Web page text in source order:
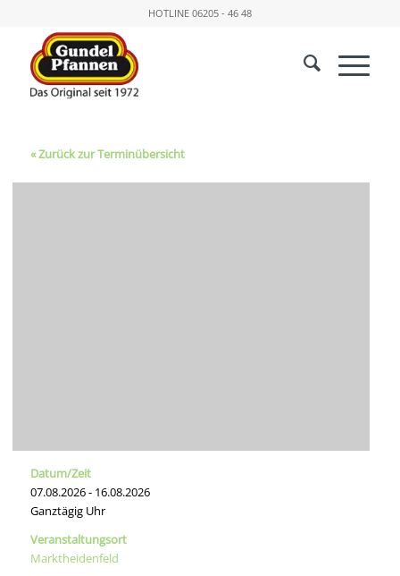
HOTLINE 06205 - 46 48
« Zurück zur Terminübersicht
Datum/Zeit
07.08.2026 - 16.08.2026
Ganztägig Uhr
Veranstaltungsort
Marktheidenfeld